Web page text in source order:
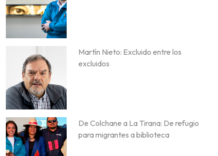
Martín Nieto: Excluido entre los
excluidos
De Colchane a La Tirana: De refugio
para migrantes a biblioteca